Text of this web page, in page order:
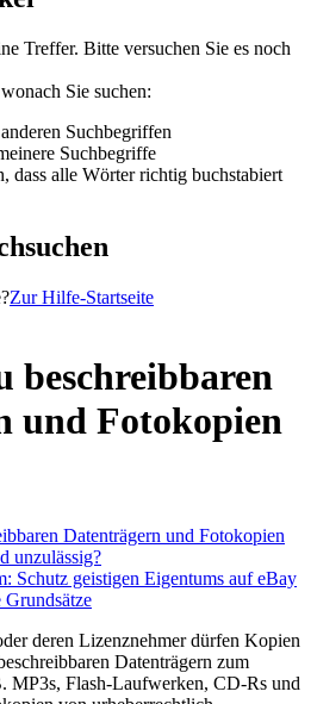
Treffer. Bitte versuchen Sie es noch
Sie suchen:
Suchbegriffen
Suchbegriffe
dass alle Wörter richtig buchstabiert
Zur Hilfe-Startseite
beschreibbaren
und Fotokopien
Datenträgern und Fotokopien
unzulässig?
Schutz geistigen Eigentums auf eBay
Grundsätze
deren Lizenznehmer dürfen Kopien
Datenträgern zum
MP3s, Flash-Laufwerken, CD-Rs und